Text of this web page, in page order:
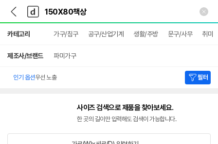
다
나
와
가
기
다
와
메
인
카테고리 가구/침구 공구/산업기계 생활/주방 문구/사무 취미
제조사/브랜드 파미가구
인기 옵션우선 노출 필터
사이즈 검색으로 제품을 찾아보세요.
한 곳의 길이만 입력해도 검색이 가능합니다.